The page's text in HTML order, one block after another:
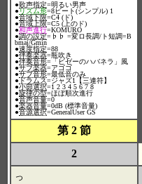
●歌声指定=明るい男声
●リズム形=8ビート(シンプル) 1
●音域下限=C4 (ド)
●音域上限=C5 (上のド)
●和声進行=KOMURO
●調の設定=♭♭ =変ロ長調/ト短調=B
bmaj/Gmin
●速度指定=88
●伴奏楽器=瓶吹き
●伴奏音形=「ビゼーのハバネラ」風
●サブ楽器=アゴゴ
●サブ音形=最低音のみ
●ドラムス=ジャズ1【三連符】
●小節選択=1 2 3 4 5 6 7 8
●旋律の型=ほぼ順次進行
●音声音量=0
●楽器音量=0dB (標準音量)
●音源選択=GeneralUser GS
第 2 節
2
っ